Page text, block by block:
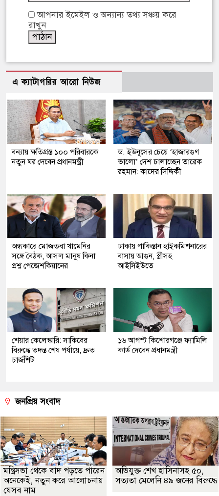
আপনার ইমেইল ও অন্যান্য তথ্য সঞ্চয় করে
রাখুন
এ ক্যাটাগরির আরো নিউজ
বন্যায় ক্ষতিগ্রস্ত ১০০ পরিবারকে
নতুন ঘর দেবেন প্রধানমন্ত্রী
ড. ইউনূসের চেয়ে ‘হাজারগুণ
ভালো’ দেশ চালাচ্ছেন তারেক
রহমান: কাদের সিদ্দিকী
অন্ধকারে মোজতবা খামেনির
সঙ্গে বৈঠক, আসল মানুষ কিনা
প্রশ্ন পেজেশকিয়ানের
ঢাকায় পাকিস্তান হাইকমিশনারের
বাসায় আগুন, স্ত্রীসহ
আইসিইউতে
শেয়ার কেলেঙ্কারি: সাকিবের
বিরুদ্ধে তদন্ত শেষ পর্যায়ে, দ্রুত
চার্জশিট
১৬ আগস্ট কিশোরগঞ্জে ফ্যামিলি
কার্ড দেবেন প্রধানমন্ত্রী
জনপ্রিয় সংবাদ
মন্ত্রিসভা থেকে বাদ পড়তে পারেন
অনেকেই, নতুন করে আলোচনায়
যেসব নাম
অভিযুক্ত শেখ হাসিনাসহ ৫০,
সত্যতা মেলেনি ৪৯ জনের বিরুদ্ধে